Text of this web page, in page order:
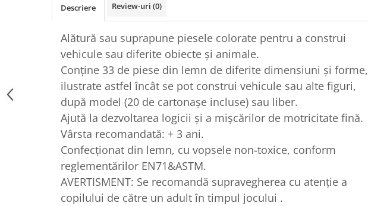
Descriere Review-uri (0)
Alătură sau suprapune piesele colorate pentru a construi
vehicule sau diferite obiecte și animale.
Conține 33 de piese din lemn de diferite dimensiuni și forme,
ilustrate astfel încât se pot construi vehicule sau alte figuri,
după model (20 de cartonașe incluse) sau liber.
Ajută la dezvoltarea logicii și a mișcărilor de motricitate fină.
Vârsta recomandată: + 3 ani.
Confecționat din lemn, cu vopsele non-toxice, conform
reglementărilor EN71&ASTM.
AVERTISMENT: Se recomandă supravegherea cu atenție a
copilului de către un adult în timpul jocului .